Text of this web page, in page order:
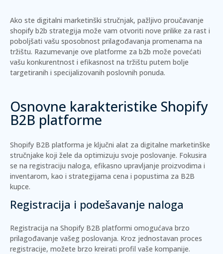
Ako ste digitalni marketinški stručnjak, pažljivo proučavanje
shopify b2b strategija može vam otvoriti nove prilike za rast i
poboljšati vašu sposobnost prilagođavanja promenama na
tržištu. Razumevanje ove platforme za b2b može povećati
vašu konkurentnost i efikasnost na tržištu putem bolje
targetiranih i specijalizovanih poslovnih ponuda.
Osnovne karakteristike Shopify
B2B platforme
Shopify B2B platforma je ključni alat za digitalne marketinške
stručnjake koji žele da optimizuju svoje poslovanje. Fokusira
se na registraciju naloga, efikasno upravljanje proizvodima i
inventarom, kao i strategijama cena i popustima za B2B
kupce.
Registracija i podešavanje naloga
Registracija na Shopify B2B platformi omogućava brzo
prilagođavanje vašeg poslovanja. Kroz jednostavan proces
registracije, možete brzo kreirati profil vaše kompanije.